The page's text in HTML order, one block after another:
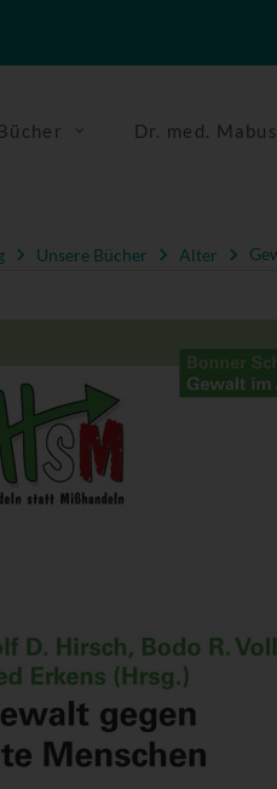
Bücher Dr. med.
Unsere Bücher Alter